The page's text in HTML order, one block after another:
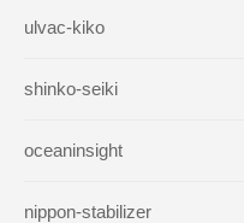
ulvac-kiko
shinko-seiki
oceaninsight
nippon-stabilizer